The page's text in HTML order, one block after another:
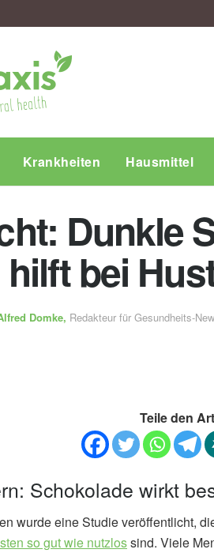
Krankheiten Hausmittel
Dunkle
bei
Domke, Redakteur für Gesundheits-
Teile den
Schokolade wirkt
wurde eine Studie veröffentlicht,
so gut wie nutzlossind. Viele